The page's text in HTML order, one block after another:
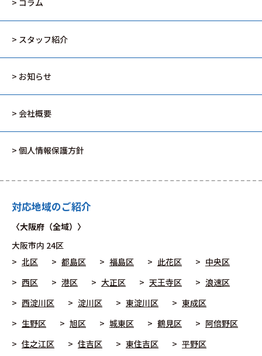
> コラム
> スタッフ紹介
> お知らせ
> 会社概要
> 個人情報保護方針
対応地域のご紹介
〈大阪府（全域）〉
大阪市内 24区
北区
都島区 福島区 此花区
中央区
西区
港区 大正区 天王寺区
浪速区
西淀川区
淀川区 東淀川区
東成区
生野区
旭区 城東区 鶴見区
阿倍野区
住之江区
住吉区 東住吉区 平野区